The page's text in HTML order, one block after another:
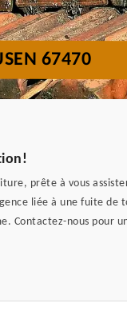
67470
prête à vous
liée à une fuite de
Contactez-nous